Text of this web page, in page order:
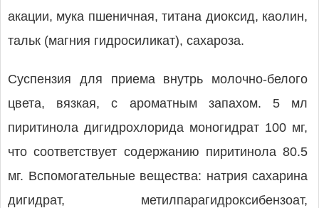
акации, мука пшеничная, титана диоксид, каолин,
тальк (магния гидросиликат), сахароза.
Суспензия для приема внутрь молочно-белого
цвета, вязкая, с ароматным запахом. 5 мл
пиритинола дигидрохлорида моногидрат 100 мг,
что соответствует содержанию пиритинола 80.5
мг. Вспомогательные вещества: натрия сахарина
дигидрат, метилпарагидроксибензоат,